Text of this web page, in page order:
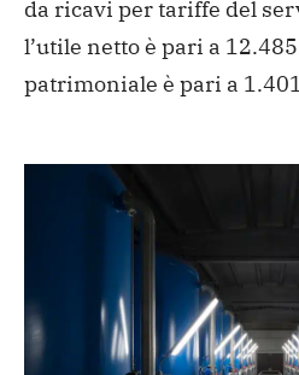
da ricavi per tariffe del
l’utile netto è pari a
patrimoniale è pari a